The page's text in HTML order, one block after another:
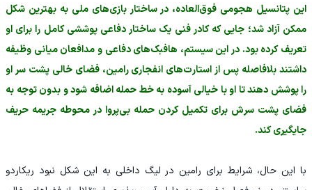
این پتانسیل هجومی فوق‌العاده، در ساختار بازی‌های ملی به بهترین شکل
ممکن آزاد شد؛ جایی که کادر فنی یک ساختار دفاعی پوششی کامل را برای او
تعریف کرده بود. در این سیستم، هافبک‌های دفاعی و مدافعان میانی وظیفه
داشتند بلافاصله پس از استارت‌های انفجاری رامین، فضای خالی پشت سر او
را پوشش دهند تا او با خیالی آسوده به خط حمله اضافه شود و بدون توجه به
فضای پشت سرش برای تکمیل کردن حمله بی‌پروا در محوطه جریمه حریف
جایگیری کند.
با این حال، شرایط برای رامین در لیگ داخلی به این شکل نبود ریکاردو